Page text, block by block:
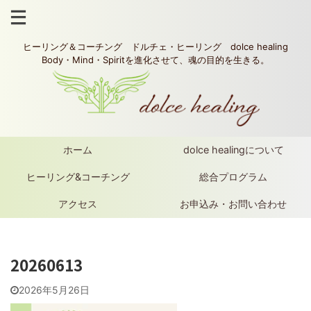
ヒーリング＆コーチング ドルチェ・ヒーリング dolce healing
Body・Mind・Spiritを進化させて、魂の目的を生きる。
ホーム dolce healingについて
ヒーリング&コーチング 総合プログラム
アクセス お申込み・お問い合わせ
20260613
2026年5月26日